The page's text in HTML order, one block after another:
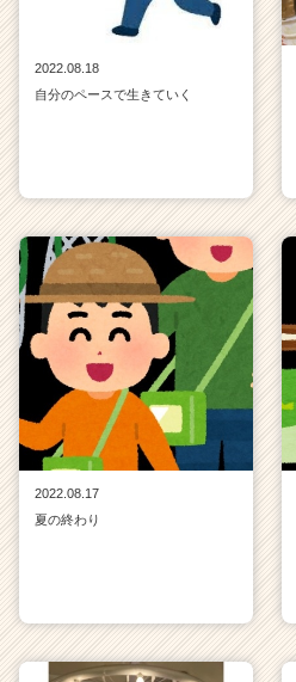
2022.08.18
自分のペースで生きていく
2022.08.17
夏の終わり